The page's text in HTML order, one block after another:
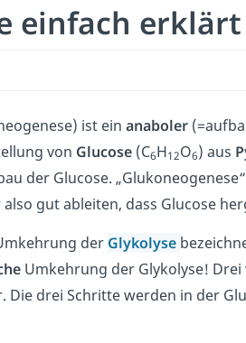
einfach erklärt
ist ein anaboler
von Glucose (C6H12O6) aus
der Glucose.
gut ableiten, dass Glucose
der Glykolyse
Umkehrung der Glykolyse!
Die drei Schritte werden in der